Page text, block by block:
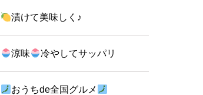
漬けて美味しく♪
涼味 冷やしてサッパリ
おうちde全国グルメ